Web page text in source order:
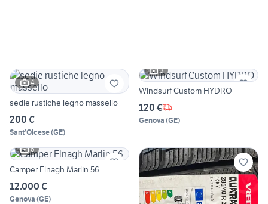
4
sedie rustiche legno massello
200 €
Sant'Olcese(GE)
3
Windsurf Custom HYDRO
120 €
Genova (GE)
6
Camper Elnagh Marlin 56
12.000 €
Genova (GE)